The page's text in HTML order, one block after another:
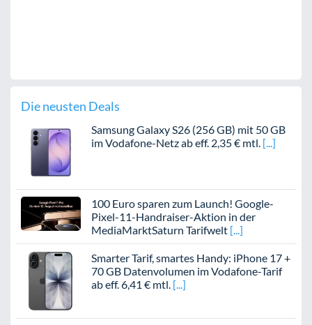
Die neusten Deals
Samsung Galaxy S26 (256 GB) mit 50 GB
im Vodafone-Netz ab eff. 2,35 € mtl.
100 Euro sparen zum Launch! Google-
Pixel-11-Handraiser-Aktion in der
MediaMarktSaturn Tarifwelt
Smarter Tarif, smartes Handy: iPhone 17 +
70 GB Datenvolumen im Vodafone-Tarif
ab eff. 6,41 € mtl.